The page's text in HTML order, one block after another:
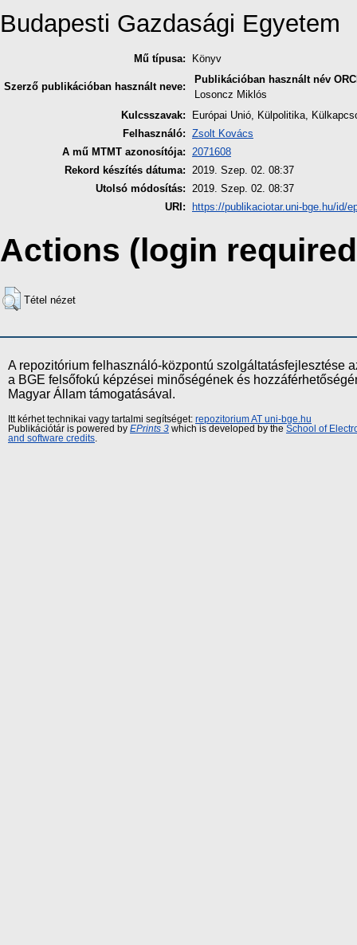
Budapesti Gazdasági Egyetem
Mű típusa: Könyv
Szerző publikációban használt neve:
Publikációban használt név
Losoncz Miklós
Kulcsszavak:
Európai Unió, Külpolitika,
Felhasználó: Zsolt Kovács
A mű MTMT azonosítója: 2071608
Rekord készítés dátuma: 2019. Szep. 02. 08:37
Utolsó módosítás: 2019. Szep. 02. 08:37
URI:
https://publikaciotar.uni-bge.hu/id/
Actions (login
Tétel nézet
A repozitórium felhasználó-központú szolgáltatásfejlesztése
a BGE felsőfokú képzései minőségének és
Magyar Állam támogatásával.
Itt kérhet technikai vagy tartalmi segítséget: repozitorium AT uni-bge.hu
Publikációtár is powered by EPrints 3 which is developed by the School of
and software credits.